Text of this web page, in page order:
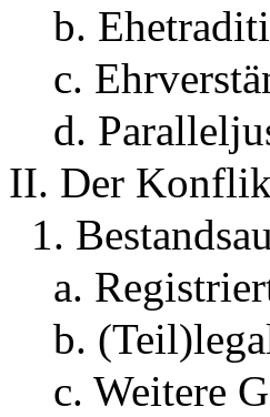
b.
c.
d.
II. Der
1.
a.
b.
c. Weitere